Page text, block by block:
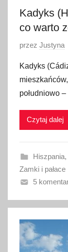
8Kadyks
co warto
O
u
b
l
i
a
n
o
0
l
s
przez Justyna
Kadyks
południowo
Czytaj dalej
Hiszpania,
Zamki i pałace
5